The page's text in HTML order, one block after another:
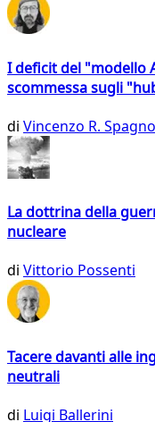
I deficit del "modello
scommessa sugli
di Vincenzo R.
La dottrina della
nucleare
di Vittorio Possenti
Tacere davanti alle
neutrali
di Luigi Ballerini